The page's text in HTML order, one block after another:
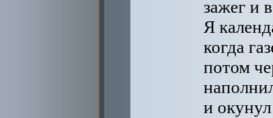
зажег и
Я
когда
потом
и